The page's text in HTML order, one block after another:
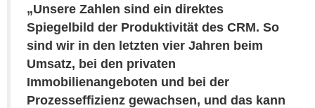
„Unsere Zahlen sind ein direktes
Spiegelbild der Produktivität des CRM. So
sind wir in den letzten vier Jahren beim
Umsatz, bei den privaten
Immobilienangeboten und bei der
Prozesseffizienz gewachsen, und das kann